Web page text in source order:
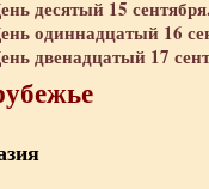
десятый 15
одиннадцатый 16
двенадцатый 17